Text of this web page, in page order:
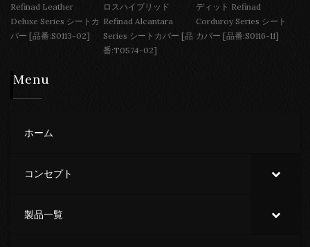
Refinad Leather
Deluxe Series シートカ
バー [品番:S0113-02]
ロスハイブリッド
Refinad Alcantara
Series シートカバー [品
番:T0574-02]
ディット Refinad
Corduroy Series シート
カバー [品番:S0116-11]
Menu
ホーム
コンセプト
製品一覧